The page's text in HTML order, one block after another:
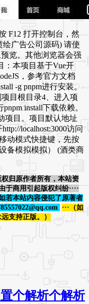
F12 打开控制台，然
绘广告公司源码) 请使
览。其他浏览器会强
：本项目基于Vue开
，参考官方文档
-g pnpm进行安装。
目根目录4、进入项
install下载依赖。
项目。项目默认地址
localhost:3000访问
动模式快捷键，先按
备模拟模拟） (酒类商
归原作者所有，本站资
于商用引起版权纠纷····
若本站内容侵犯了原著者
···（如
支持正版。）
个解析个解析